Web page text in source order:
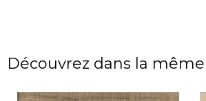
Découvrez dans la